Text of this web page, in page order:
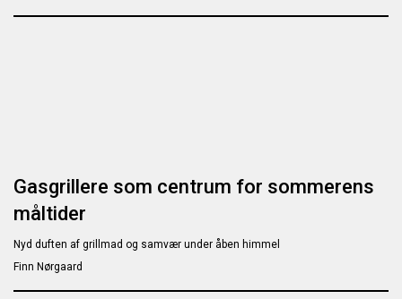
Gasgrillere som centrum for sommerens
måltider
Nyd duften af grillmad og samvær under åben himmel
Finn Nørgaard